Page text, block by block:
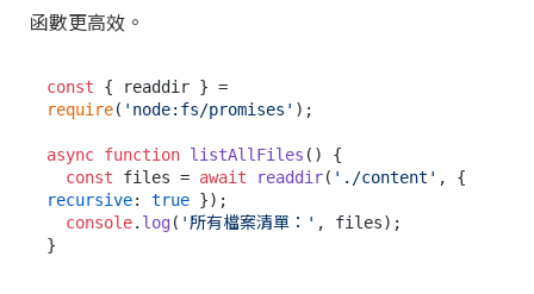
函數更高效。
const
require( 'node:fs/promises' );
async function listAllFiles ( ) {
const files = await readdir( './content'
recursive: true });
console. log( '所有檔案清單：' , files);